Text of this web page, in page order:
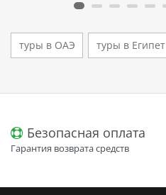
туры в ОАЭ туры в Египет
Безопасная оплата
Гарантия возврата средств